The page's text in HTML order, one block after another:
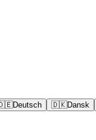
Deutsch 🇩🇰Dansk